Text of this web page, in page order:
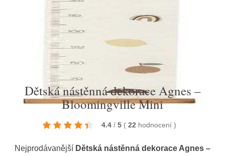
Dětská nástěnná dekorace Agnes –
Bloomingville Mini
4.4 / 5 ( 22 hodnocení )
Nejprodávanější Dětská nástěnná dekorace Agnes –